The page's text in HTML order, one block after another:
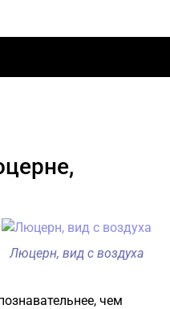
Люцерн, вид с воздуха
чем